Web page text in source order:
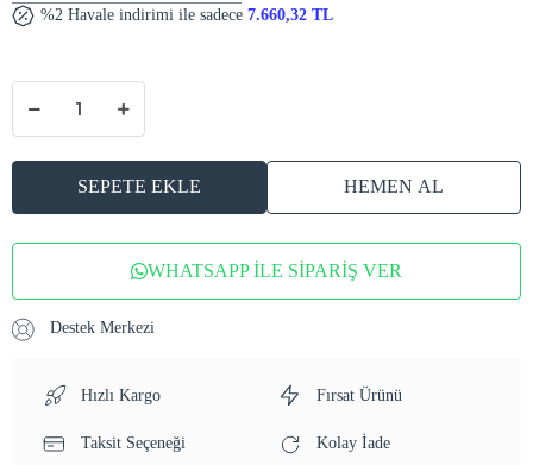
%2 Havale indirimi ile sadece 7.660,32 TL
SEPETE EKLE HEMEN AL
WHATSAPP İLE SİPARİŞ VER
Destek Merkezi
Hızlı Kargo Fırsat Ürünü
Taksit Seçeneği Kolay İade